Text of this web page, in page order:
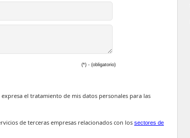
(*) - (obligatorio)
el tratamiento de mis datos personales para las
de terceras empresas relacionados con los sectores de